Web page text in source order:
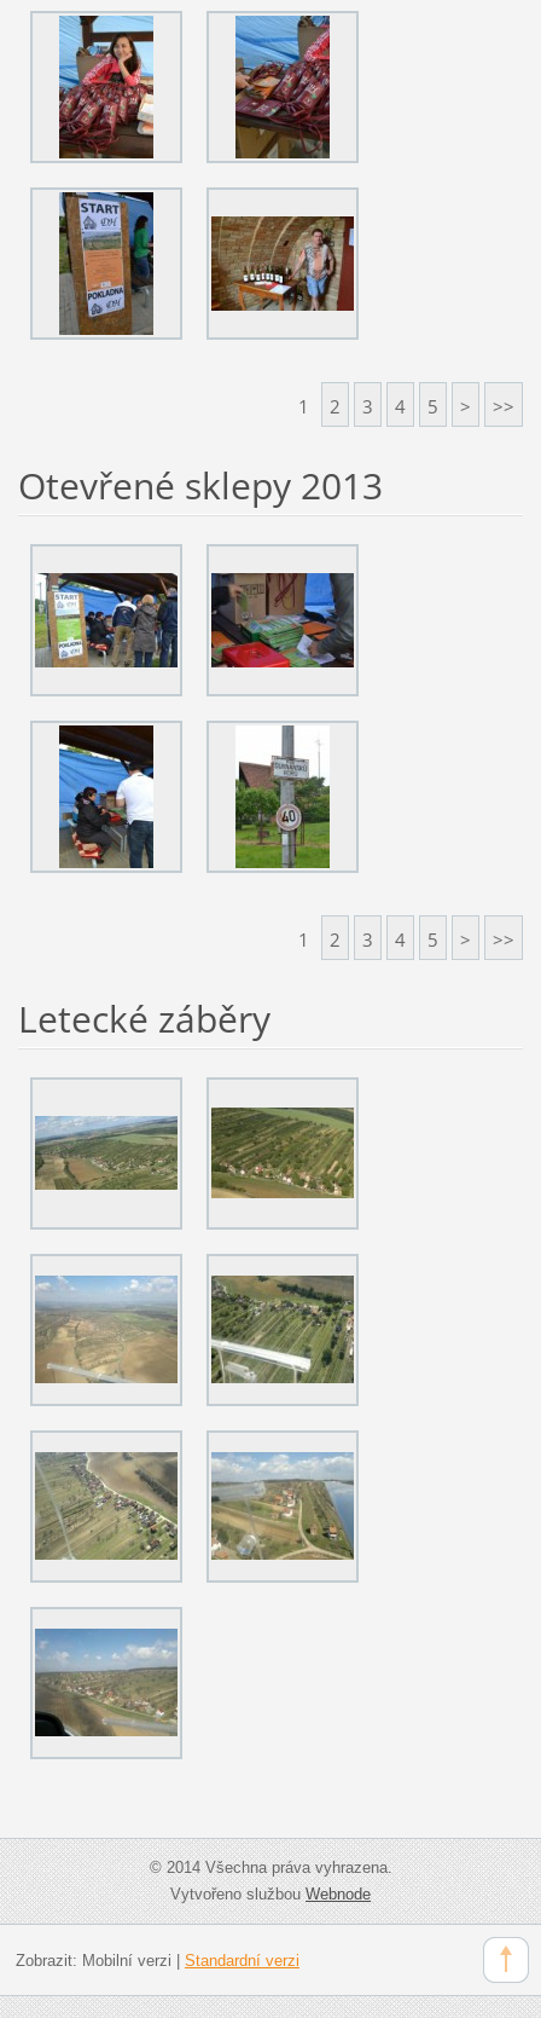
1 2 3 4 5 > >>
Otevřené sklepy 2013
1 2 3 4 5 > >>
Letecké záběry
© 2014 Všechna práva vyhrazena.
Vytvořeno službouWebnode
Zobrazit: Mobilní verzi Standardní verzi